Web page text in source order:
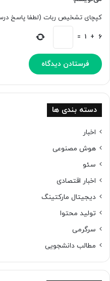
ی
ل
ا
ه
ل
ا
ا
ت
ا
د
س
ز
کپچای تشخیص ربات (لطفا پاسخ
6
+
1
=
دسته بندی ها
اخبار
هوش مصنوعی
سئو
اخبار اقتصادی
دیجیتال مارکتینگ
تولید محتوا
سرگرمی
مطالب دانشجویی